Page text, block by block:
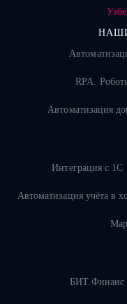
RPA.
Автоматизация
Интеграция с 1С
Автоматизация учёта в
БИТ.Финанс